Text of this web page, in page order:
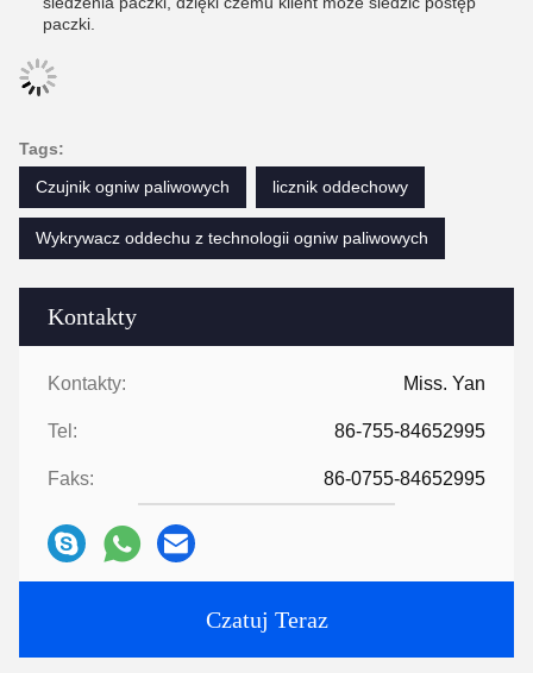
Kontakty
Kontakty: Miss. Yan
Tel: 86-755-84652995
Faks: 86-0755-84652995
Czatuj Teraz
paczki.
Tags:
Czujnik ogniw paliwowych
licznik oddechowy
Wykrywacz oddechu z technologii ogniw paliwowych